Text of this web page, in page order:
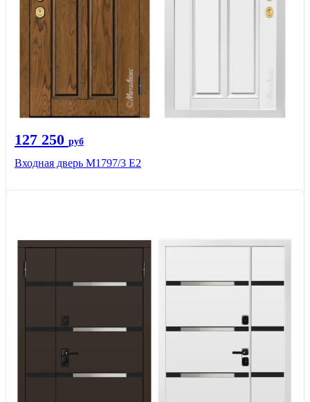
127 250 руб
Входная дверь М1797/3 Е2